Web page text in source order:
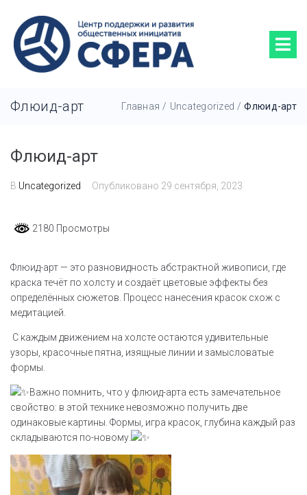
Флюид-арт Главная / Uncategorized / Флюид-арт
Флюид-арт
В Uncategorized Опубликовано 29 сентября, 2023
2180 Просмотры
Флюид-арт — это разновидность абстрактной живописи, где
краска течёт по холсту и создаёт цветовые эффекты без
определённых сюжетов. Процесс нанесения красок схож с
медитацией.
С каждым движением на холсте остаются удивительные
узоры, красочные пятна, изящные линии и замысловатые
формы.
Важно помнить, что у флюид-арта есть замечательное
свойство: в этой технике невозможно получить две
одинаковые картины. Формы, игра красок, глубина каждый раз
складываются по-новому.